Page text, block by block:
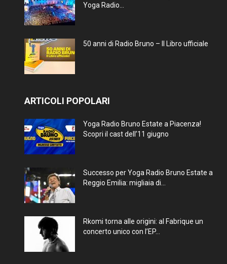
Yoga Radio...
50 anni di Radio Bruno – Il Libro ufficiale
ARTICOLI POPOLARI
Yoga Radio Bruno Estate a Piacenza!
Scopri il cast dell’11 giugno
Successo per Yoga Radio Bruno Estate a
Reggio Emilia: migliaia di...
Rkomi torna alle origini: al Fabrique un
concerto unico con l’EP...